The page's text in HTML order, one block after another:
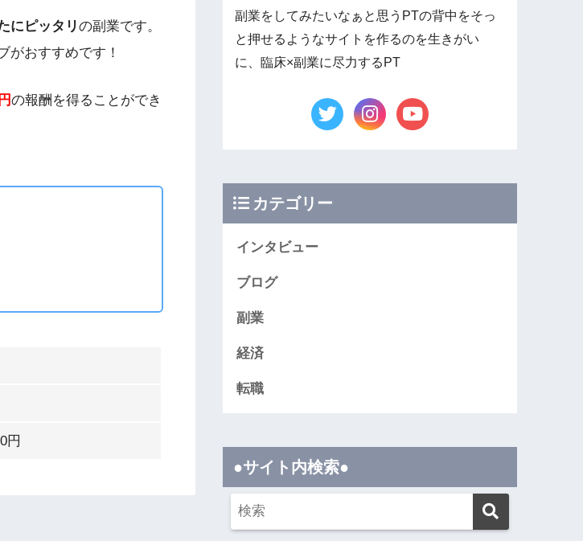
にピッタリの副業です。
がおすすめです！
の報酬を得ることができ
円
副業をしてみたいなぁと思うPTの背中をそっ
と押せるようなサイトを作るのを生きがい
に、臨床×副業に尽力するPT
カテゴリー
インタビュー
ブログ
副業
経済
転職
●サイト内検索●